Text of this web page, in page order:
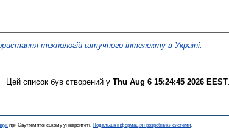
технологій штучного інтелекту в Україні.
Цей список був створений у Thu Aug 6 15:24:45 2026 EEST
при Саутгемптонському університеті. Подальша інформація і розробники системи